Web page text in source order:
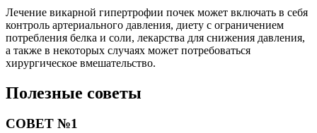
Лечение викарной гипертрофии почек может включать в себя
контроль артериального давления, диету с ограничением
потребления белка и соли, лекарства для снижения давления,
а также в некоторых случаях может потребоваться
хирургическое вмешательство.
Полезные советы
СОВЕТ №1